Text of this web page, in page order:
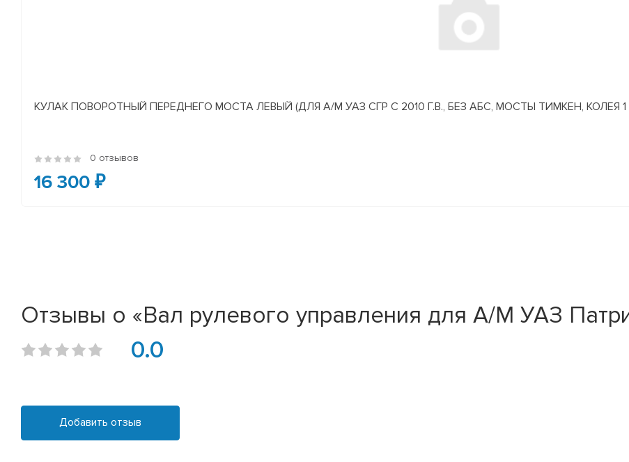
КУЛАК ПОВОРОТНЫЙ ПЕРЕДНЕГО МОСТА ЛЕВЫЙ (ДЛЯ А/М УАЗ СГР С 2010 Г.В., БЕЗ АБС, МОСТЫ ТИМКЕН, КОЛЕЯ 1
0 отзывов
16 300 ₽
Отзывы о «Вал рулевого управления для А/М УАЗ
0.0
Добавить отзыв